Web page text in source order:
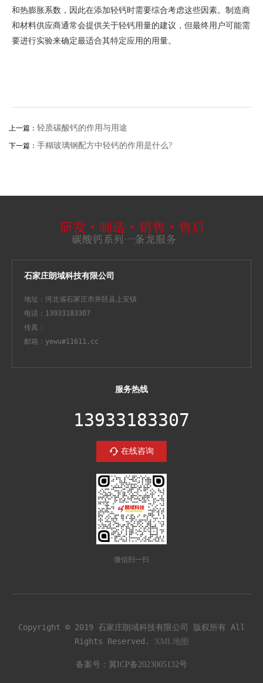
和热膨胀系数，因此在添加轻钙时需要综合考虑这些因素。制造商
和材料供应商通常会提供关于轻钙用量的建议，但最终用户可能需
要进行实验来确定最适合其特定应用的用量。
上一篇： 轻质碳酸钙的作用与用途
下一篇： 手糊玻璃钢配方中轻钙的作用是什么?
石家庄朗域科技有限公司
地址：河北省石家庄市井陉县上安镇
电话：13933183307
传真：
邮箱：yewu#11611.cc
服务热线
13933183307
在线咨询
微信扫一扫
Copyright © 2019 石家庄朗域科技有限公司 版权所有 All
Rights Reserved.
XML地图
备案号： 冀ICP备2023005132号